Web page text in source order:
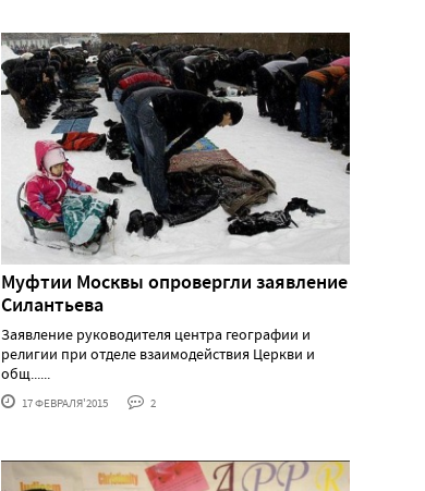
Муфтии Москвы опровергли заявление
Силантьева
Заявление руководителя центра географии и
религии при отделе взаимодействия Церкви и
общ......
17 ФЕВРАЛЯ'2015 2